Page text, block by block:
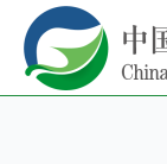
容